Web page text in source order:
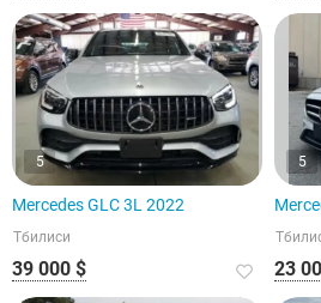
5
Mercedes GLC 3L 2022
Тбилиси
39 000 $
5
23